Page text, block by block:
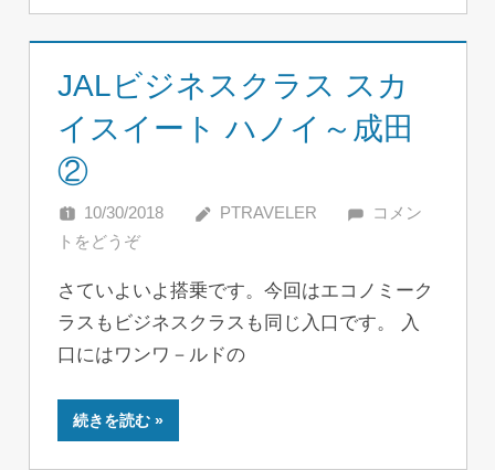
JALビジネスクラス スカ
イスイート ハノイ～成田
②
10/30/2018 PTRAVELER
コメン
トをどうぞ
さていよいよ搭乗です。今回はエコノミーク
ラスもビジネスクラスも同じ入口です。 入
口にはワンワ－ルドの
続きを読む